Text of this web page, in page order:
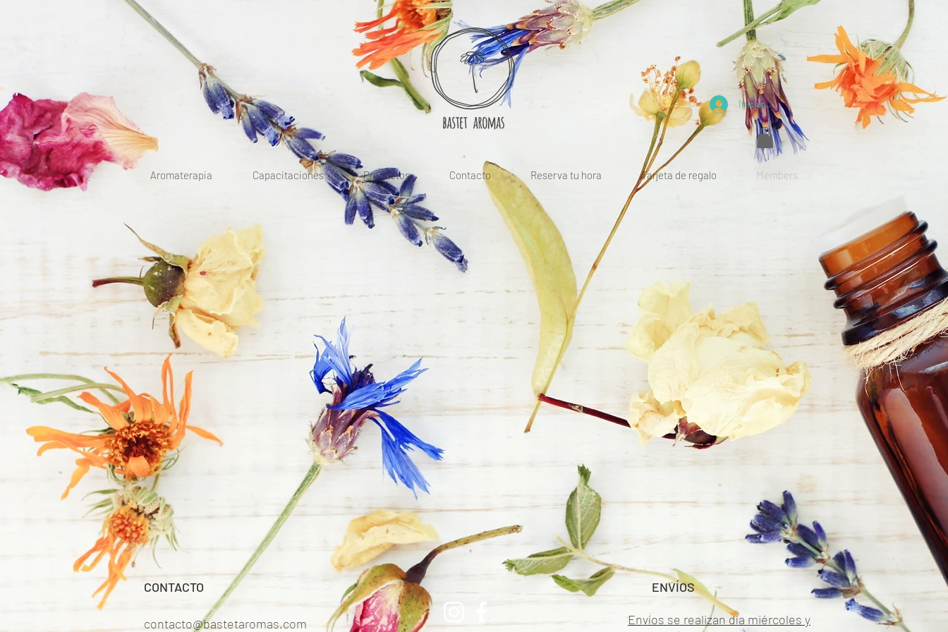
Iniciar sesión
Aromaterapia Capacitaciones Productos Contacto Reserva tu hora Tarjeta de regalo Members
contacto@bastetaromas.com
CONTACTO ENVÍOS
Envíos se realizan día miércoles y